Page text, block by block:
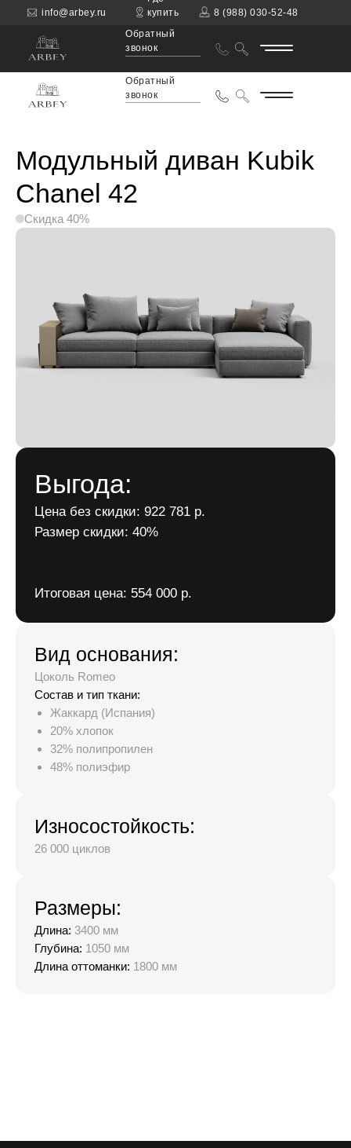
купить
8 (988) 030-52-48
info@arbey.ru
Обратный
звонок
Обратный
звонок
Модульный диван Kubik
Chanel 42
Скидка 40%
Выгода:
Цена без скидки: 922 781 р.
Размер скидки: 40%
Итоговая цена: 554 000 р.
Вид основания:
Цоколь Romeo
Состав и тип ткани:
Жаккард (Испания)
20% хлопок
32% полипропилен
48% полиэфир
Износостойкость:
26 000 циклов
Размеры:
Длина: 3400 мм
Глубина: 1050 мм
Длина оттоманки: 1800 мм